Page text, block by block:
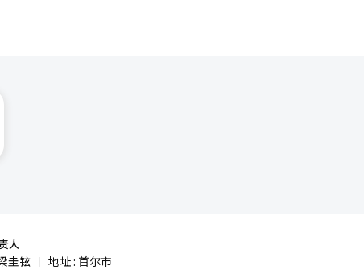
人
圭铉 地址 : 首尔市